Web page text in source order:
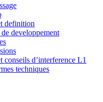
definition
developpement
conseils d’interference L1
techniques